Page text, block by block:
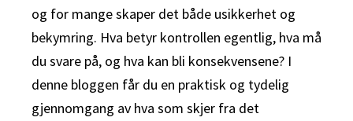
og for mange skaper det både usikkerhet og
bekymring. Hva betyr kontrollen egentlig, hva må
du svare på, og hva kan bli konsekvensene? I
denne bloggen får du en praktisk og tydelig
gjennomgang av hva som skjer fra det